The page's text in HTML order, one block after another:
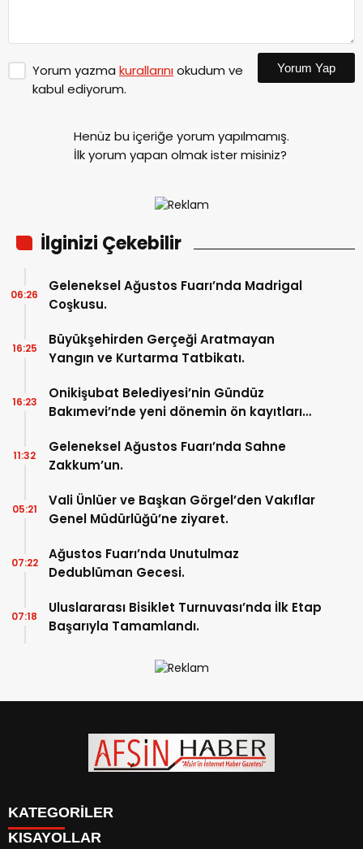
Yorum yazma kurallarınıokudum ve
kabul ediyorum.
Yorum Yap
Henüz bu içeriğe yorum yapılmamış.
İlk yorum yapan olmak ister misiniz?
İlginizi Çekebilir
Geleneksel Ağustos Fuarı’nda Madrigal
Coşkusu.
06:26
Büyükşehirden Gerçeği Aratmayan
Yangın ve Kurtarma Tatbikatı.
16:25
Onikişubat Belediyesi’nin Gündüz
Bakımevi’nde yeni dönemin ön kayıtları
16:23
Geleneksel Ağustos Fuarı’nda Sahne
Zakkum’un.
11:32
Vali Ünlüer ve Başkan Görgel’den Vakıflar
Genel Müdürlüğü’ne ziyaret.
05:21
Ağustos Fuarı’nda Unutulmaz
Dedublüman Gecesi.
07:22
Uluslararası Bisiklet Turnuvası’nda İlk Etap
Başarıyla Tamamlandı.
07:18
KATEGORİLER
KISAYOLLAR